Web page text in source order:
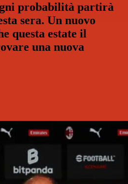
probabilità partirà
sera. Un nuovo
questa estate il
una nuova